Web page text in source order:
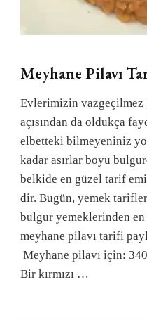
Meyhane Pilavı
Evlerimizin vazgeçilmez
açısından da oldukça
elbetteki bilmeyeniniz
kadar asırlar boyu
belkide en güzel tarif
dir. Bugün, yemek
bulgur yemeklerinden
meyhane pilavı tarifi
Meyhane pilavı için:
Bir kırmızı …